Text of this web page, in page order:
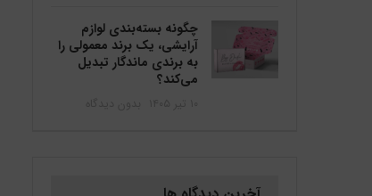
چگونه بسته‌بندی لوازم
آرایشی، یک برند معمولی را
به برندی ماندگار تبدیل
می‌کند؟